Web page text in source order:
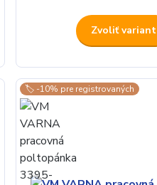
Zvoliť variant
🏷️ -10% pre registrovaných